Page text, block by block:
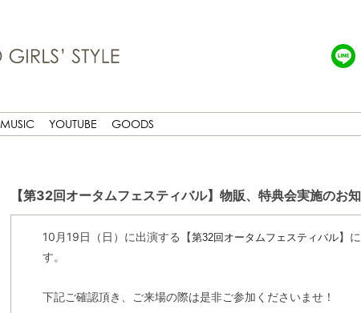
MUSIC YOUTUBE GOODS
【第32回オータムフェスティバル】物販、特典会実施のお
10月19日（日）に出演する【第32回オータムフェスティバル】
す。
下記ご確認頂き、ご来場の際は是非ご参加くださいませ！